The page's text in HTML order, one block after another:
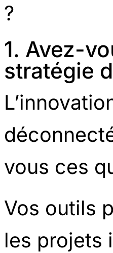
?
1. Avez-
stratégie
vous ces
Vos outils
les projets